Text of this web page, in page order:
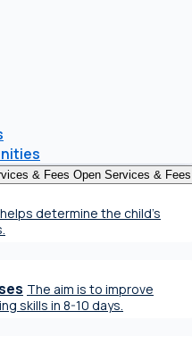
& Fees Open Services & Fees
determine the child’s
The aim is to improve
skills in 8-10 days.